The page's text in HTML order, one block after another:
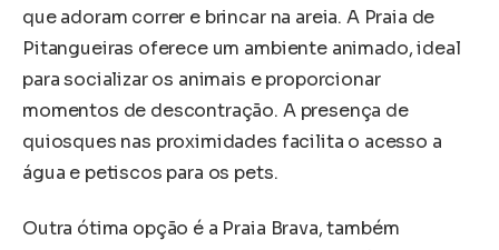
que adoram correr e brincar na areia. A Praia de
Pitangueiras oferece um ambiente animado, ideal
para socializar os animais e proporcionar
momentos de descontração. A presença de
quiosques nas proximidades facilita o acesso a
água e petiscos para os pets.
Outra ótima opção é a Praia Brava, também